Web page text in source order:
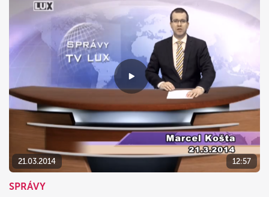
21.03.2014 12:57
SPRÁVY